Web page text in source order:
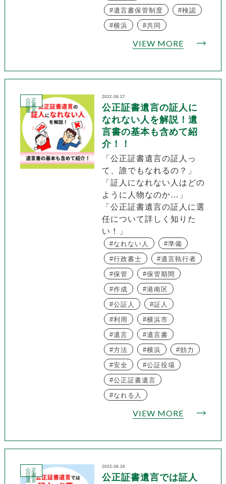
遺言書保管制度
検認
横浜
共同
VIEW MORE
公正
証書
遺言
2022.08.27
公正証書遺言の証人に
なれない人を解説！遺
言書の基本も含めて紹
介！！
「公正証書遺言の証人っ
て、誰でもなれるの？」
「証人になれない人はどの
ように人物なのか…」
「公正証書遺言の証人に選
任について詳しく知りた
い！」
なれない人
準備
行政書士
遺言執行者
保管
保管期間
作成
港南区
公証人
証人
利用
横浜市
遺言
遺言書
方法
横浜
効力
安全
公証役場
公正証書遺言
なれる人
VIEW MORE
公正
証書
遺言
2022.08.26
公正証書遺言では証人